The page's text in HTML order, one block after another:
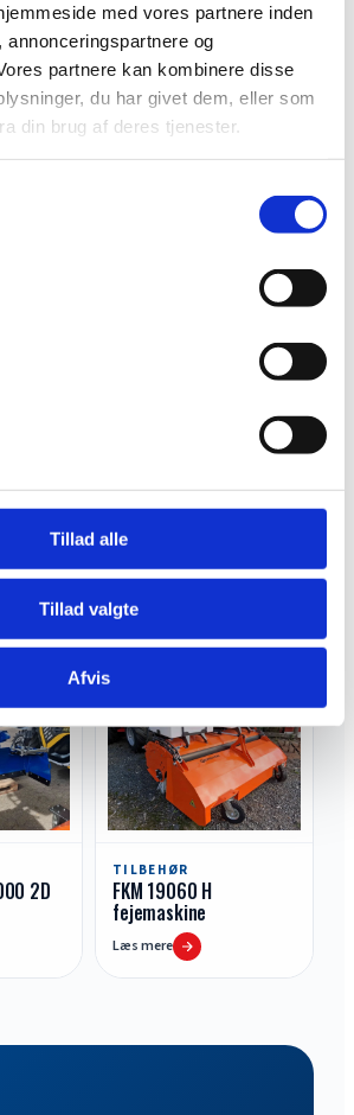
med vores partnere inden
annonceringspartnere og
partnere kan kombinere disse
du har givet dem, eller som
din brug af deres tjenester.
Tillad alle
Tillad valgte
Afvis
Se alle
Kersten FKM 16560 H
2D
TILBEHØR
FKM 19060 H
fejemaskine
Læs mere